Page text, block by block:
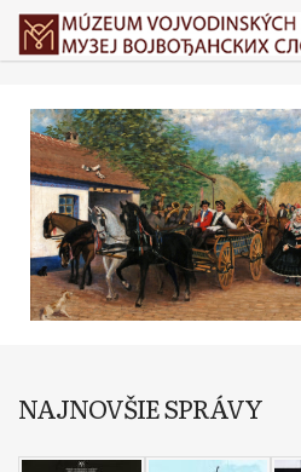
NAJNOVŠIE SPRÁVY